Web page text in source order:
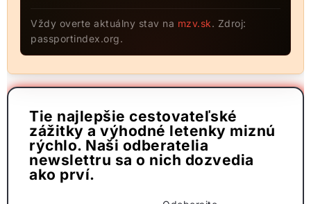
Vždy overte aktuálny stav na mzv.sk. Zdroj:
passportindex.org.
Tie najlepšie cestovateľské
zážitky a výhodné letenky miznú
rýchlo. Naši odberatelia
newslettru sa o nich dozvedia
ako prví.